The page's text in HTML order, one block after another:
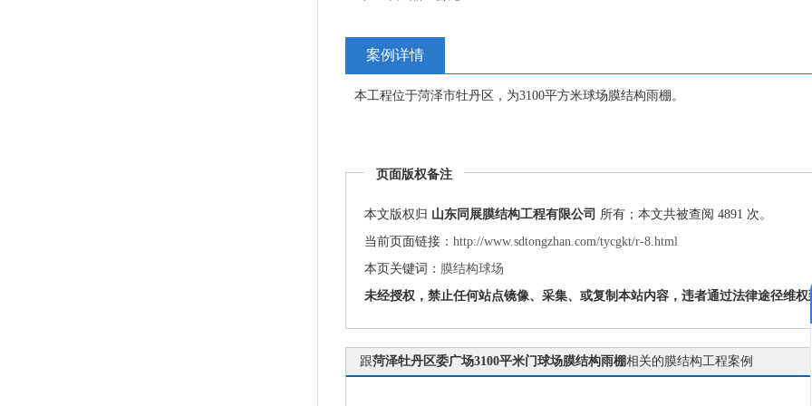
案例详情
本工程位于菏泽市牡丹区，为3100平方米球场膜结构雨棚。
页面版权备注
本文版权归 山东同展膜结构工程有限公司 所有；本文共被查阅 4891 次。
当前页面链接： http://www.sdtongzhan.com/tycgkt/r-8.html
本页关键词： 膜结构球场
未经授权，禁止任何站点镜像、采集、或复制本站内容，违者通过法律途径维权
跟菏泽牡丹区委广场3100平米门球场膜结构雨棚相关的膜结构工程案例